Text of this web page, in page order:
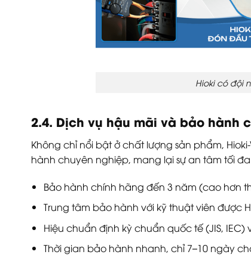
Hioki có đội
2.4. Dịch vụ hậu mãi và bảo hành
Không chỉ nổi bật ở chất lượng sản phẩm,
hành chuyên nghiệp, mang lại sự an tâm tối
Bảo hành chính hãng đến 3 năm (cao hơn
Trung tâm bảo hành với kỹ thuật viên được
Hiệu chuẩn định kỳ chuẩn quốc tế (JIS,
Thời gian bảo hành nhanh, chỉ 7–10 ngày